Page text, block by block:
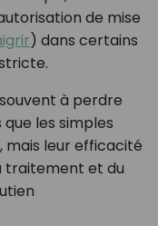
de mise
) dans certains
à perdre
que les simples
mais leur efficacité
traitement et du